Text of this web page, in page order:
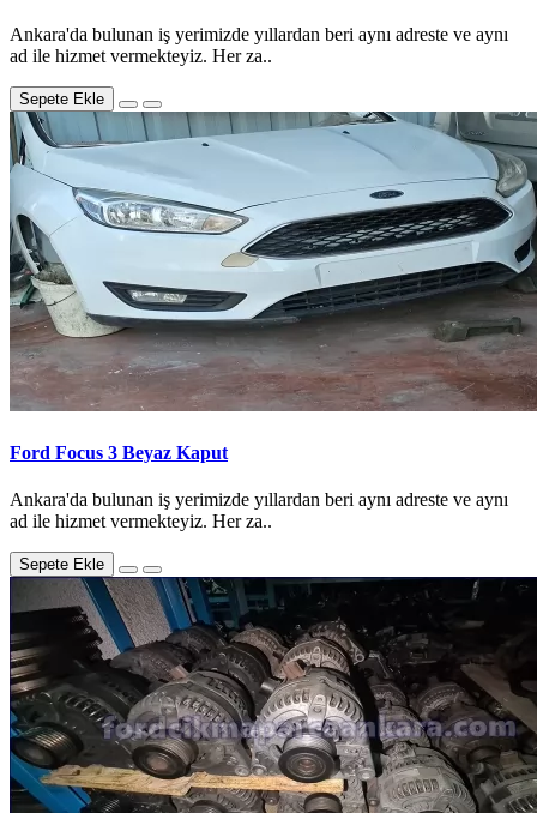
Ankara'da bulunan iş yerimizde yıllardan beri aynı adreste ve aynı
ad ile hizmet vermekteyiz. Her za..
Sepete Ekle
Ford Focus 3 Beyaz Kaput
Ankara'da bulunan iş yerimizde yıllardan beri aynı adreste ve aynı
ad ile hizmet vermekteyiz. Her za..
Sepete Ekle